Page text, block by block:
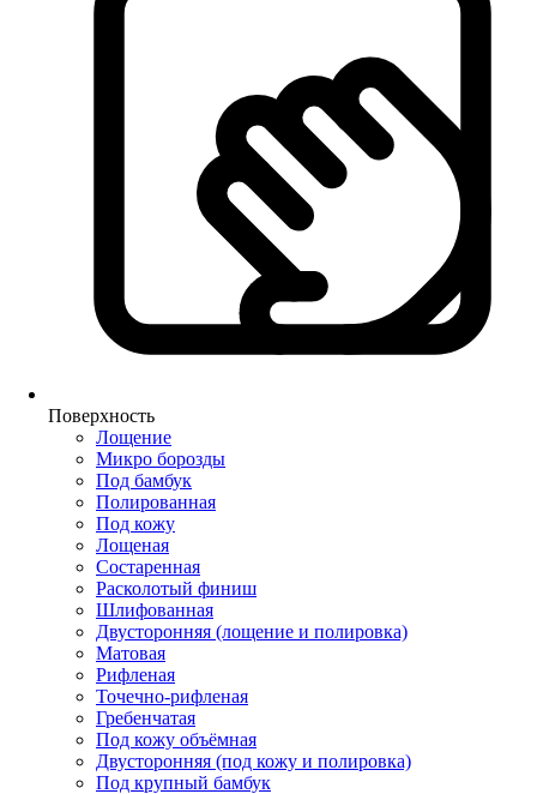
Поверхность
Лощение
Микро борозды
Под бамбук
Полированная
Под кожу
Лощеная
Состаренная
Расколотый финиш
Шлифованная
Двусторонняя (лощение и полировка)
Матовая
Рифленая
Точечно-рифленая
Гребенчатая
Под кожу объёмная
Двусторонняя (под кожу и полировка)
Под крупный бамбук